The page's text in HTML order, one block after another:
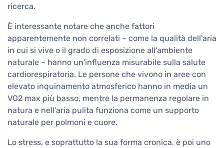
ricerca.
È interessante notare che anche fattori
apparentemente non correlati – come la qualità dell'aria
in cui si vive o il grado di esposizione all'ambiente
naturale – hanno un'influenza misurabile sulla salute
cardiorespiratoria. Le persone che vivono in aree con
elevato inquinamento atmosferico hanno in media un
VO2 max più basso, mentre la permanenza regolare in
natura e nell'aria pulita funziona come un supporto
naturale per polmoni e cuore.
Lo stress, e soprattutto la sua forma cronica, è poi uno